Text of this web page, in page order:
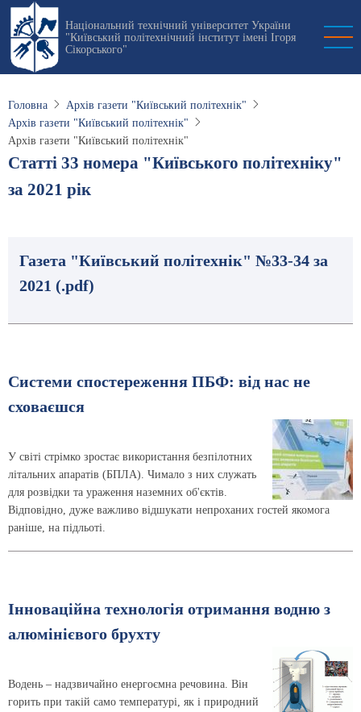
Перейти
основного
вмісту
Національний технічний університет України
"Київський політехнічний інститут імені Ігоря
Сікорського"
Головна
Архів газети "Київський політехнік"
Архів газети "Київський політехнік"
Архів газети "Київський політехнік"
Статті 33 номера "Київського політехніку"
за 2021 рік
Газета "Київський політехнік" №33-34 за
2021 (.pdf)
Системи спостереження ПБФ: від нас не
сховаєшся
У світі стрімко зростає використання безпілотних
літальних апаратів (БПЛА). Чимало з них служать
для розвідки та ураження наземних об'єктів.
Відповідно, дуже важливо відшукати непроханих гостей якомога
раніше, на підльоті.
Інноваційна технологія отримання водню з
алюмінієвого брухту
Водень – надзвичайно енергоємна речовина. Він
горить при такій само температурі, як і природний